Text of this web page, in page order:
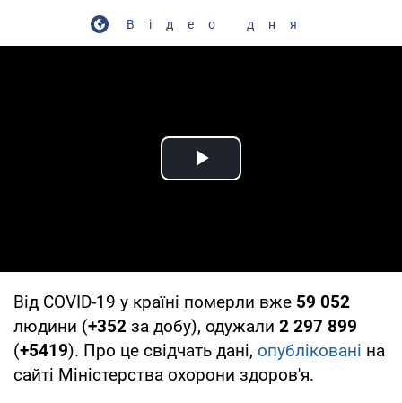
Відео дня
Play Video
Від COVID-19 у країні померли вже 59 052
людини (+352 за добу), одужали 2 297 899
(+5419). Про це свідчать дані, опубліковані на
сайті Міністерства охорони здоров'я.